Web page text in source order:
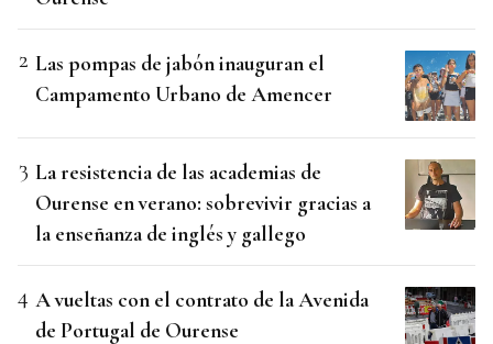
Las pompas de jabón inauguran el
Campamento Urbano de Amencer
La resistencia de las academias de
Ourense en verano: sobrevivir gracias a
la enseñanza de inglés y gallego
A vueltas con el contrato de la Avenida
de Portugal de Ourense